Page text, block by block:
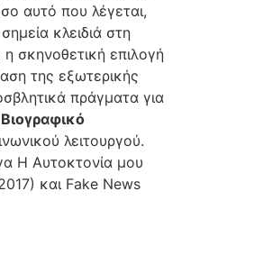
αυτό που λέγεται,
κλειδιά στη
σκηνοθετική επιλογή
της εξωτερικής
πράγµατα για
Bιογραφικό
λειτουργού.
Η Αυτοκτονία µου
και Fake News